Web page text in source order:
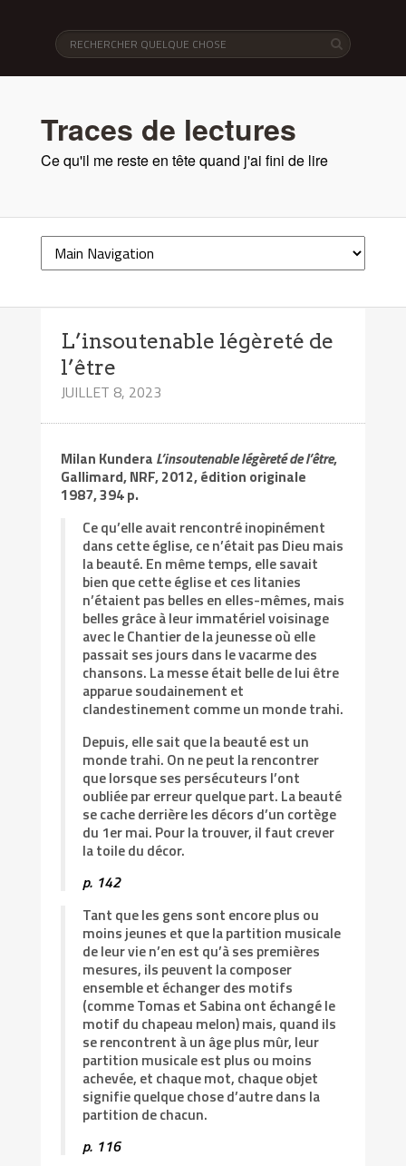
Traces de lectures
Ce qu'il me reste en tête quand j'ai fini de lire
L’insoutenable légèreté de
l’être
JUILLET 8, 2023
Milan Kundera L’insoutenable légèreté de l’être,
Gallimard, NRF, 2012, édition originale
1987, 394 p.
Ce qu’elle avait rencontré inopinément
dans cette église, ce n’était pas Dieu mais
la beauté. En même temps, elle savait
bien que cette église et ces litanies
n’étaient pas belles en elles-mêmes, mais
belles grâce à leur immatériel voisinage
avec le Chantier de la jeunesse où elle
passait ses jours dans le vacarme des
chansons. La messe était belle de lui être
apparue soudainement et
clandestinement comme un monde trahi.
Depuis, elle sait que la beauté est un
monde trahi. On ne peut la rencontrer
que lorsque ses persécuteurs l’ont
oubliée par erreur quelque part. La beauté
se cache derrière les décors d’un cortège
du 1er mai. Pour la trouver, il faut crever
la toile du décor.
p. 142
Tant que les gens sont encore plus ou
moins jeunes et que la partition musicale
de leur vie n’en est qu’à ses premières
mesures, ils peuvent la composer
ensemble et échanger des motifs
(comme Tomas et Sabina ont échangé le
motif du chapeau melon) mais, quand ils
se rencontrent à un âge plus mûr, leur
partition musicale est plus ou moins
achevée, et chaque mot, chaque objet
signifie quelque chose d’autre dans la
partition de chacun.
p. 116